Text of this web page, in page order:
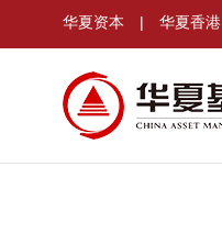
华夏资本 | 华夏香港